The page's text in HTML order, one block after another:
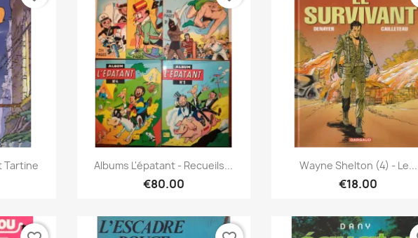
Tartine Quick view
Albums L'épatant - Recueils...
€80.00
Quick view
Wayne Shelton (4) - Le...
€18.00